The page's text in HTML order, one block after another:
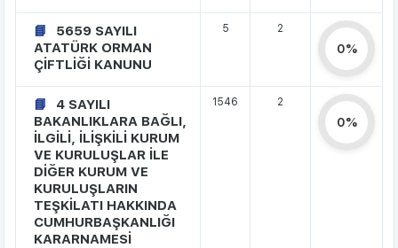
5659 SAYILI
ATATÜRK ORMAN
ÇİFTLİĞİ KANUNU
5 2
0%
4 SAYILI
BAKANLIKLARA BAĞLI,
İLGİLİ, İLİŞKİLİ KURUM
VE KURULUŞLAR İLE
DİĞER KURUM VE
KURULUŞLARIN
TEŞKİLATI HAKKINDA
CUMHURBAŞKANLIĞI
KARARNAMESİ
1546 2
0%